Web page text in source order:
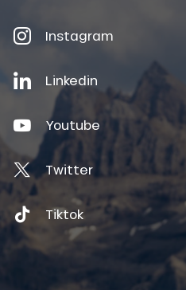
Instagram
Linkedin
Youtube
Twitter
Tiktok